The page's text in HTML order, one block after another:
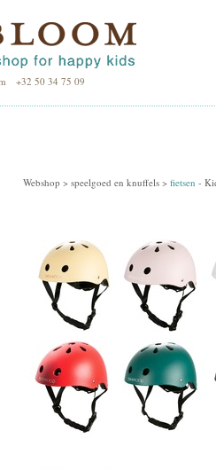
+32 50 34 75 09
Webshop > speelgoed en knuffels > fietsen -